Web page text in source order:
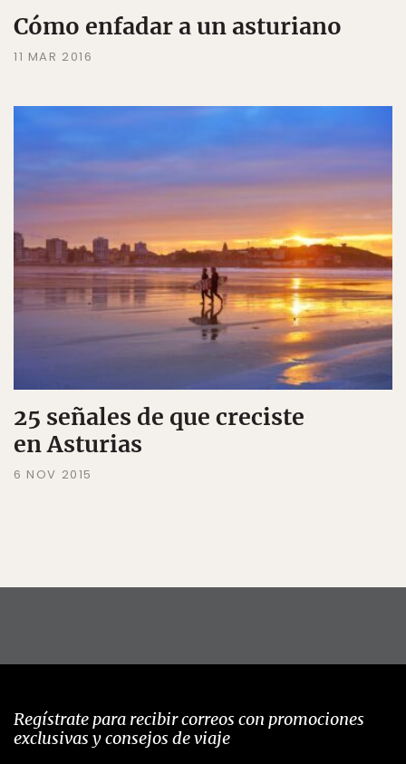
Cómo enfadar a un asturiano
11 MAR 2016
25 señales de que creciste
en Asturias
6 NOV 2015
Regístrate para recibir correos con promociones
exclusivas y consejos de viaje